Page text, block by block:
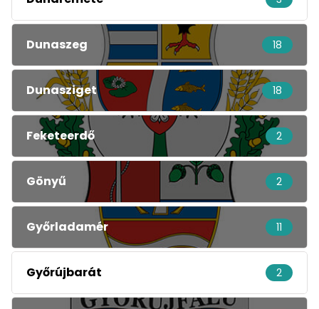
Dunaszeg 18
Dunasziget 18
Feketeerdő 2
Gönyű 2
Győrladamér 11
Győrújbarát 2